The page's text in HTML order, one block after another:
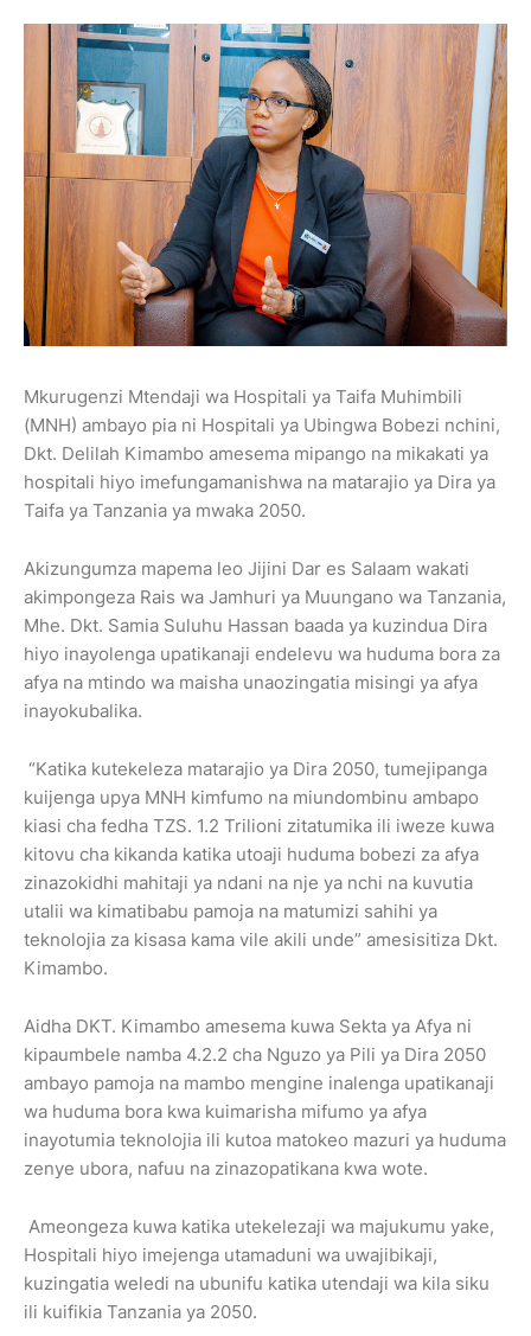
Mkurugenzi Mtendaji wa Hospitali ya Taifa Muhimbili
(MNH) ambayo pia ni Hospitali ya Ubingwa Bobezi nchini,
Dkt. Delilah Kimambo amesema mipango na mikakati ya
hospitali hiyo imefungamanishwa na matarajio ya Dira ya
Taifa ya Tanzania ya mwaka 2050.
Akizungumza mapema leo Jijini Dar es Salaam wakati
akimpongeza Rais wa Jamhuri ya Muungano wa Tanzania,
Mhe. Dkt. Samia Suluhu Hassan baada ya kuzindua Dira
hiyo inayolenga upatikanaji endelevu wa huduma bora za
afya na mtindo wa maisha unaozingatia misingi ya afya
inayokubalika.
“Katika kutekeleza matarajio ya Dira 2050, tumejipanga
kuijenga upya MNH kimfumo na miundombinu ambapo
kiasi cha fedha TZS. 1.2 Trilioni zitatumika ili iweze kuwa
kitovu cha kikanda katika utoaji huduma bobezi za afya
zinazokidhi mahitaji ya ndani na nje ya nchi na kuvutia
utalii wa kimatibabu pamoja na matumizi sahihi ya
teknolojia za kisasa kama vile akili unde” amesisitiza Dkt.
Kimambo.
Aidha DKT. Kimambo amesema kuwa Sekta ya Afya ni
kipaumbele namba 4.2.2 cha Nguzo ya Pili ya Dira 2050
ambayo pamoja na mambo mengine inalenga upatikanaji
wa huduma bora kwa kuimarisha mifumo ya afya
inayotumia teknolojia ili kutoa matokeo mazuri ya huduma
zenye ubora, nafuu na zinazopatikana kwa wote.
Ameongeza kuwa katika utekelezaji wa majukumu yake,
Hospitali hiyo imejenga utamaduni wa uwajibikaji,
kuzingatia weledi na ubunifu katika utendaji wa kila siku
ili kuifikia Tanzania ya 2050.